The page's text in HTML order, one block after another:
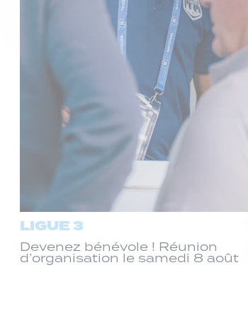
LIGUE 3
Devenez bénévole ! Réunion
d’organisation le samedi 8 août